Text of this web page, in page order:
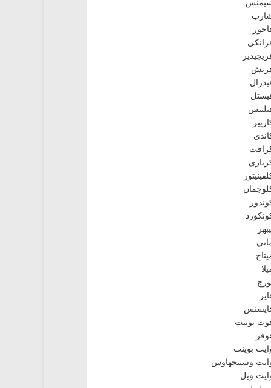
بوينت
بوينت
وستنجهاوس
ويل